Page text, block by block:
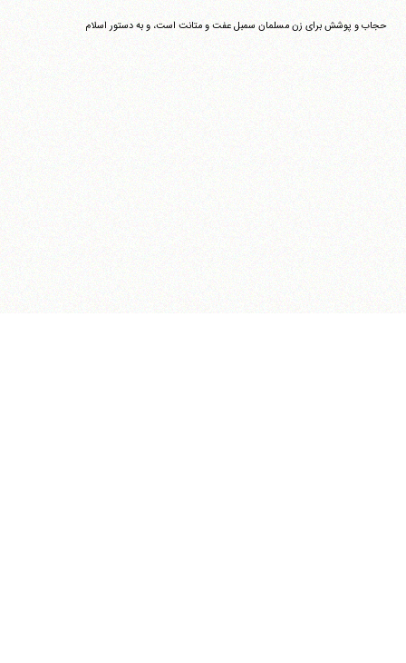
حجاب و پوشش برای زن مسلمان سمبل عفت و متانت است، و به دستور اسلام